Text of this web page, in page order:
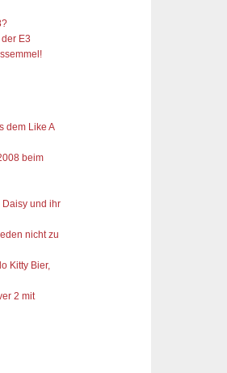
E3
dem Like A
beim
und ihr
nicht zu
Kitty Bier,
2 mit